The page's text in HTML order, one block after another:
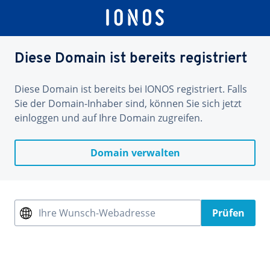
Diese Domain ist bereits registriert
Diese Domain ist bereits bei IONOS registriert. Falls
Sie der Domain-Inhaber sind, können Sie sich jetzt
einloggen und auf Ihre Domain zugreifen.
Domain verwalten
Ihre Wunsch-Webadresse Prüfen